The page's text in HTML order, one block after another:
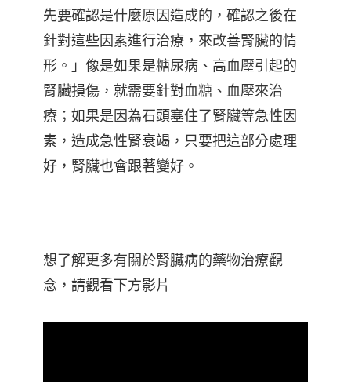
先要確認是什麼原因造成的，確認之後在
針對這些因素進行治療，來改善腎臟的情
形。」像是如果是糖尿病、高血壓引起的
腎臟損傷，就需要針對血糖、血壓來治
療；如果是因為石頭塞住了腎臟等急性因
素，造成急性腎衰竭，只要把這部分處理
好，腎臟也會跟著變好。
想了解更多有關於腎臟病的藥物治療觀
念，請觀看下方影片